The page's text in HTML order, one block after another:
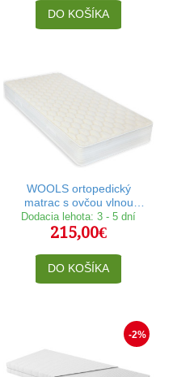
DO KOŠÍKA
WOOLS ortopedický
matrac s ovčou vlnou
80x200 cm
Dodacia lehota: 3 - 5 dní
215,00€
DO KOŠÍKA
-2%